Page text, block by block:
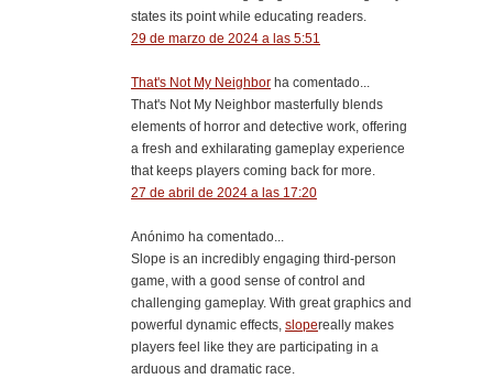
states its point while educating readers.
29 de marzo de 2024 a las 5:51
That's Not My Neighbor ha comentado...
That's Not My Neighbor masterfully blends
elements of horror and detective work, offering
a fresh and exhilarating gameplay experience
that keeps players coming back for more.
27 de abril de 2024 a las 17:20
Anónimo ha comentado...
Slope is an incredibly engaging third-person
game, with a good sense of control and
challenging gameplay. With great graphics and
powerful dynamic effects, slopereally makes
players feel like they are participating in a
arduous and dramatic race.